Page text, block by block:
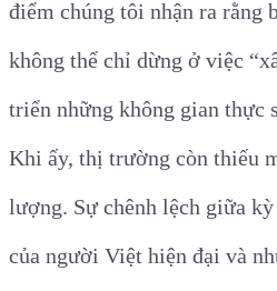
điểm chúng tôi nhận ra rằng
không thể chỉ dừng ở việc
triển những không gian thực
Khi ấy, thị trường còn thiếu
lượng. Sự chênh lệch giữa
của người Việt hiện đại và